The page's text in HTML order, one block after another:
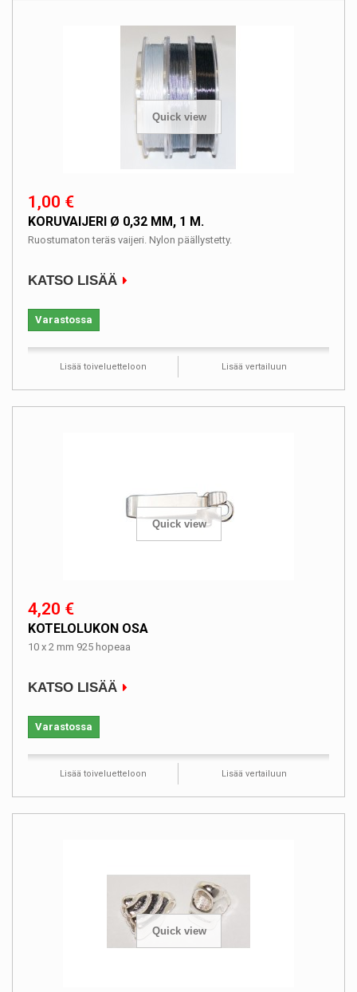
Quick view
1,00 €
KORUVAIJERI Ø 0,32 MM, 1 M.
Ruostumaton teräs vaijeri. Nylon päällystetty.
KATSO LISÄÄ
Varastossa
Lisää toiveluetteloon Lisää vertailuun
Quick view
4,20 €
KOTELOLUKON OSA
10 x 2 mm 925 hopeaa
KATSO LISÄÄ
Varastossa
Lisää toiveluetteloon Lisää vertailuun
Quick view